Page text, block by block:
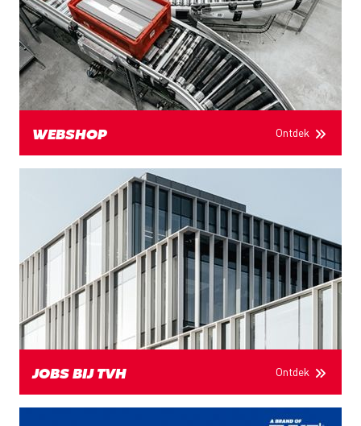
WEBSHOP Ontdek
JOBS BIJ TVH Ontdek